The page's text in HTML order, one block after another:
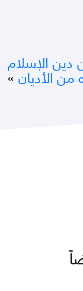
دين الإسلام
من الأديان »